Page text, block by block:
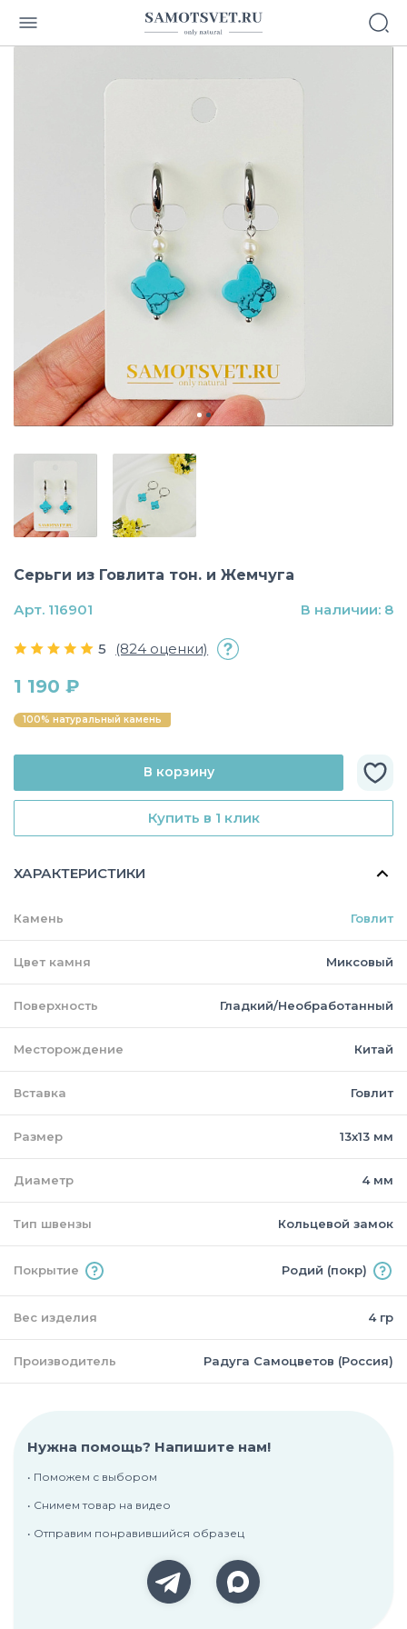
Серьги из Говлита тон. и Жемчуга
5 (824 оценки)
1 190 ₽
100% натуральный камень
Купить в 1 клик
В корзину
Арт. 116901 В наличии: 8
ХАРАКТЕРИСТИКИ
Камень Говлит
Цвет камня Миксовый
Поверхность Гладкий/Необработанный
Месторождение Китай
Вставка Говлит
Размер 13х13 мм
Диаметр 4 мм
Тип швензы Кольцевой замок
Покрытие Родий (покр)
Вес изделия 4 гр
Производитель Радуга Самоцветов (Россия)
Нужна помощь? Напишите нам!
• Поможем с выбором
• Снимем товар на видео
• Отправим понравившийся образец